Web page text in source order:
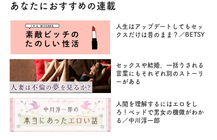
あなたにおすすめの連載
人生はアップデートしてもセッ
クスだけは昔のまま？／BETSY
セックスや結婚。一括りされる
言葉にもそれぞれ別のストーリ
ーがある
人間を理解するにはエロをし
ろ！ベッドで男女の機微がわか
る／中川淳一郎